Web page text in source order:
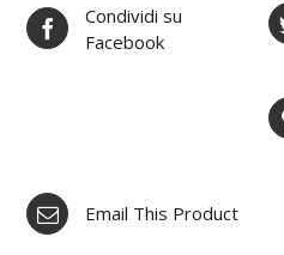
Condividi su
Facebook
Email This Product